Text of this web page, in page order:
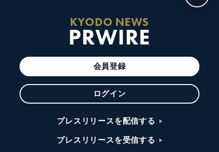
KYODO NEWS
PRWIRE
会員登録
ログイン
プレスリリースを配信する
プレスリリースを受信する